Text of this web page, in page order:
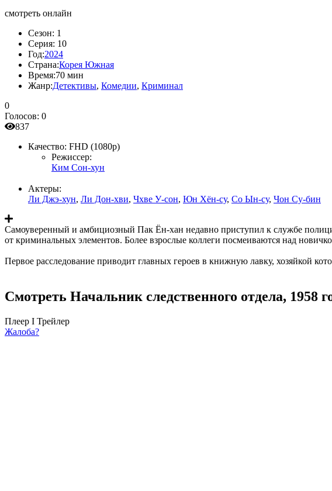
смотреть онлайн
Сезон: 1
Серия: 10
Год:2024
Страна:Корея Южная
Время:70 мин
Жанр:Детективы, Комедии, Криминал
0
Голосов: 0
837
Качество: FHD (1080p)
Режиссер:
Ким Сон-хун
Актеры:
Ли Джэ-хун, Ли Дон-хви, Чхве У-сон, Юн Хён-су, Со Ын-су, Чон Су-бин
Самоуверенный и амбициозный Пак Ён-хан недавно приступил к службе
от криминальных элементов. Более взрослые коллеги посмеиваются над
Первое расследование приводит главных героев в книжную лавку, хозяйкой
Смотреть Начальник следственного отдела, 1958
Плеер I Трейлер
Жалоба?